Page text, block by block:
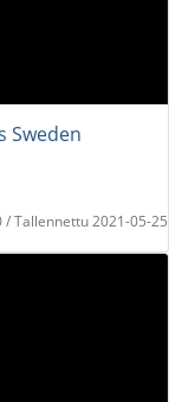
Sweden
/ Tallennettu 2021-05-25